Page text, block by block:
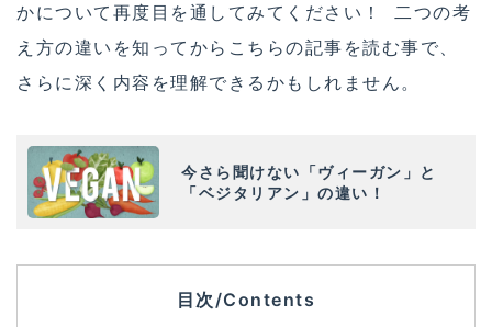
かについて再度目を通してみてください！ 二つの考
え方の違いを知ってからこちらの記事を読む事で、
さらに深く内容を理解できるかもしれません。
今さら聞けない「ヴィーガン」と
「ベジタリアン」の違い！
目次/Contents